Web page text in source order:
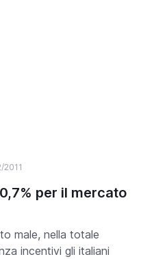
2011
per il mercato
male, nella totale
incentivi gli italiani